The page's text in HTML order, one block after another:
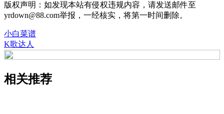
版权声明：如发现本站有侵权违规内容，请发送邮件至
yrdown@88.com举报，一经核实，将第一时间删除。
小白菜谱
K歌达人
相关推荐